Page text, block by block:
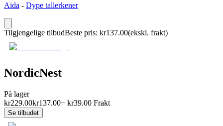
Aida - Dype tallerkener
Tilgjengelige tilbudBeste pris: kr137.00(ekskl. frakt)
NordicNest
På lager
kr229.00kr137.00+ kr39.00 Frakt
Se tilbudet